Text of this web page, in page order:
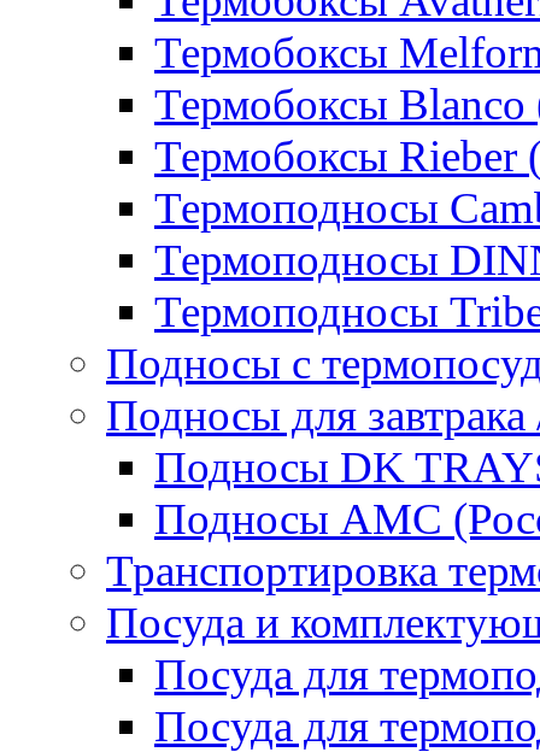
Термобоксы
Термобоксы Blanco
Термобоксы Rieber
Термоподносы
Термоподносы
Термоподносы
Подносы с
Подносы для завтрака
Подносы DK
Подносы AMC
Транспортировка
Посуда и
Посуда для
Посуда для